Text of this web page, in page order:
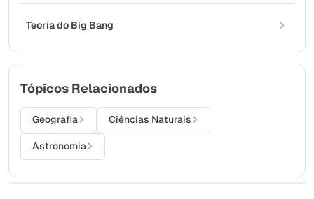
Teoria do Big Bang
Tópicos Relacionados
Geografia Ciências Naturais
Astronomia